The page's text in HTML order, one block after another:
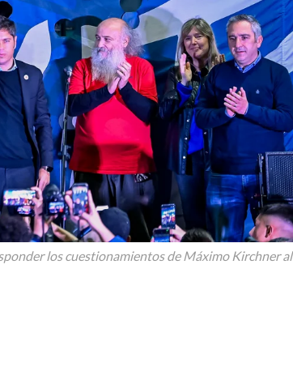
los cuestionamientos de Máximo Kirchner al